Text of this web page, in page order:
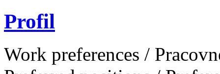
Profil
Work preferences /